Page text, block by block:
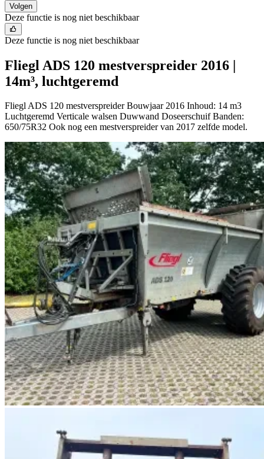
Volgen
Deze functie is nog niet beschikbaar
Deze functie is nog niet beschikbaar
Fliegl ADS 120 mestverspreider 2016 |
14m³, luchtgeremd
Fliegl ADS 120 mestverspreider Bouwjaar 2016 Inhoud: 14 m3
Luchtgeremd Verticale walsen Duwwand Doseerschuif Banden:
650/75R32 Ook nog een mestverspreider van 2017 zelfde model.